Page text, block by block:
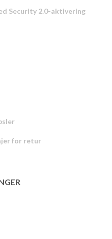
Security 2.0-aktivering
for retur